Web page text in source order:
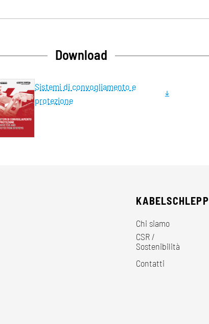
Download
Sistemi di convogliamento e
protezione
KABELSCHLEPP
Chi siamo
CSR /
Sostenibilità
Contatti